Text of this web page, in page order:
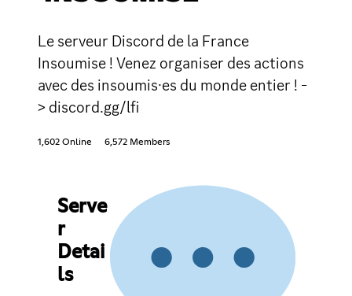
Le serveur Discord de la France
Insoumise ! Venez organiser des actions
avec des insoumis·es du monde entier ! -
> discord.gg/lfi
1,602 Online 6,572 Members
Serve
r
Detai
ls